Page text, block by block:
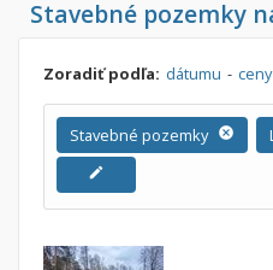
Stavebné pozemky
Zoradiť podľa: dátumu - ceny
Stavebné pozemky cancel
edit